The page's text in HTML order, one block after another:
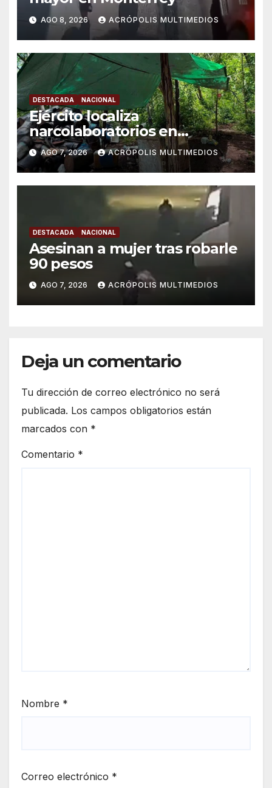
AGO 8, 2026 ACRÓPOLIS MULTIMEDIOS
DESTACADA NACIONAL
Ejército localiza
narcolaboratorios en
Michoacán
AGO 7, 2026 ACRÓPOLIS MULTIMEDIOS
DESTACADA NACIONAL
Asesinan a mujer tras robarle
90 pesos
AGO 7, 2026 ACRÓPOLIS MULTIMEDIOS
Deja un comentario
Tu dirección de correo electrónico no será
publicada. Los campos obligatorios están
marcados con *
Comentario *
Nombre *
Correo electrónico *